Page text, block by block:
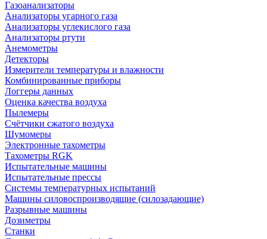
Газоанализаторы
Анализаторы угарного газа
Анализаторы углекислого газа
Анализаторы ртути
Анемометры
Детекторы
Измерители температуры и влажности
Комбинированные приборы
Логгеры данных
Оценка качества воздуха
Пылемеры
Счётчики сжатого воздуха
Шумомеры
Электронные тахометры
Тахометры RGK
Испытательные машины
Испытательные прессы
Системы температурных испытаний
Машины силовоспроизводящие (силозадающие)
Разрывные машины
Дозиметры
Станки